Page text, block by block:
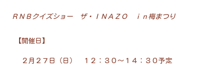
ＲＮＢクイズショー ザ・ＩＮＡＺＯ ｉｎ梅まつり
【開催日】
２月２７日（日） １２：３０～１４：３０予定